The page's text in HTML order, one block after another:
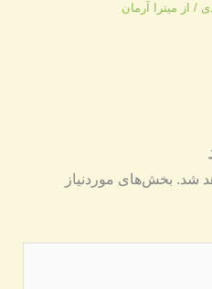
/ از میترا آرمان
شد. بخش‌های موردنیاز